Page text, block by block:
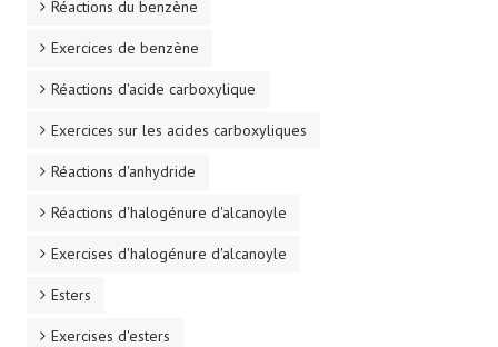
Réactions du benzène
Exercices de benzène
Réactions d'acide carboxylique
Exercices sur les acides carboxyliques
Réactions d'anhydride
Réactions d'halogénure d'alcanoyle
Exercises d'halogénure d'alcanoyle
Esters
Exercises d'esters